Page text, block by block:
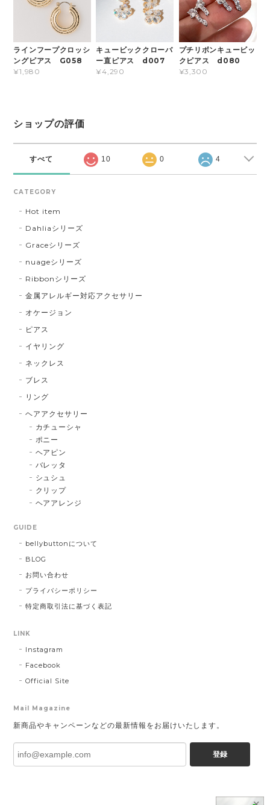
ラインフープクロッシ
ングピアス G058
¥1,980
キュービッククローバ
ー直ピアス d007
¥4,290
プチリボンキュービッ
クピアス d080
¥3,300
ショップの評価
すべて 10 0 4
CATEGORY
Hot item
Dahliaシリーズ
Graceシリーズ
nuageシリーズ
Ribbonシリーズ
金属アレルギー対応アクセサリー
オケージョン
ピアス
イヤリング
ネックレス
ブレス
リング
ヘアアクセサリー
カチューシャ
ポニー
ヘアピン
バレッタ
シュシュ
クリップ
ヘアアレンジ
GUIDE
bellybuttonについて
BLOG
お問い合わせ
プライバシーポリシー
特定商取引法に基づく表記
LINK
Instagram
Facebook
Official Site
Mail Magazine
新商品やキャンペーンなどの最新情報をお届けいたします。
登録